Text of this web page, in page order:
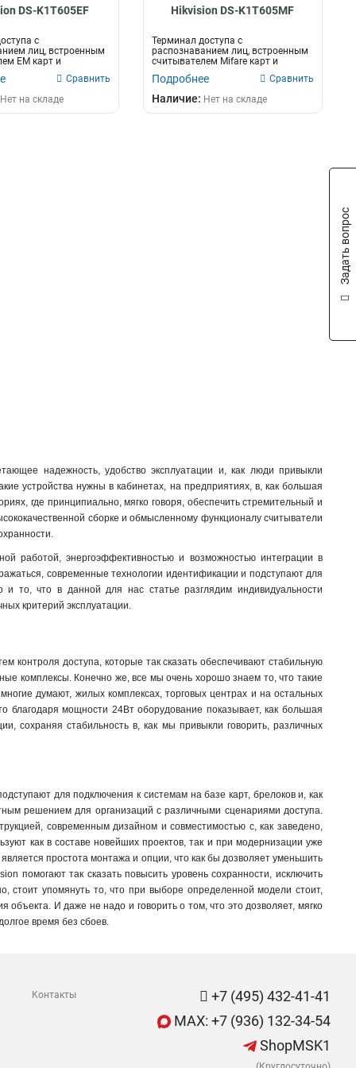
DS-K1T605EF
с
лиц, встроенным
EM карт и
отпечатко...
Сравнить
Нет на складе
Hikvision DS-K1T605MF
Терминал доступа с
распознаванием лиц, встроенным
считывателем Mifare карт и
считывателем отпеч...
Подробнее Сравнить
Наличие: Нет на складе
надежность, удобство эксплуатации и, как люди привыкли
устройства нужны в кабинетах, на предприятиях, в, как большая
где принципиально, мягко говоря, обеспечить стремительный и
сборке и обмысленному функционалу считыватели
работой, энергоэффективностью и возможностью интеграции в
современные технологии идентификации и подступают для
то, что в данной для нас статье разглядим индивидуальности
критерий эксплуатации.
контроля доступа, которые так сказать обеспечивают стабильную
комплексы. Конечно же, все мы очень хорошо знаем то, что такие
думают, жилых комплексах, торговых центрах и на остальных
благодаря мощности 24Вт оборудование показывает, как большая
сохраняя стабильность в, как мы привыкли говорить, различных
для подключения к системам на базе карт, брелоков и, как
решением для организаций с различными сценариями доступа.
современным дизайном и совместимостью с, как заведено,
как в составе новейших проектов, так и при модернизации уже
простота монтажа и опции, что как бы дозволяет уменьшить
помогают так сказать повысить уровень сохранности, исключить
стоит упомянуть то, что при выборе определенной модели стоит,
объекта. И даже не надо и говорить о том, что это дозволяет, мягко
время без сбоев.
Контакты
+7 (495) 432-41-41
MAX: +7 (936) 132-34-54
ShopMSK1
Задать вопрос